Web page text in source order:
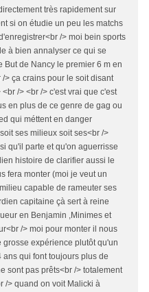
très rapidement sur
si on étudie un peu les matchs
/> moi bein sports
à bien annalyser ce qui se
But de Nancy le premier 6 m en
> ça crains pour le soit disant
/> <br /> c'est vrai que c'est
en plus de ce genre de gag ou
qui méttent en danger
ses milieux soit ses<br />
qu'il parte et qu'on aguerrisse
histoire de clarifier aussi le
fera monter (moi je veut un
capable de rameuter ses
capitaine çà sert à reine
en Benjamin ,Minimes et
/> moi pour monter il nous
expérience plutôt qu'un
qui font toujours plus de
sont pas prêts<br /> totalement
/> quand on voit Malicki à